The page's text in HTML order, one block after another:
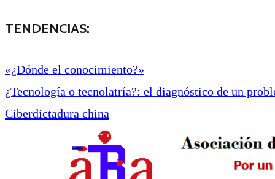
TENDENCIAS:
«¿Dónde el conocimiento?»
¿Tecnología o tecnolatría?: el diagnóstico de un
Ciberdictadura china